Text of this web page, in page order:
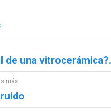
de una vitrocerámica?.
más